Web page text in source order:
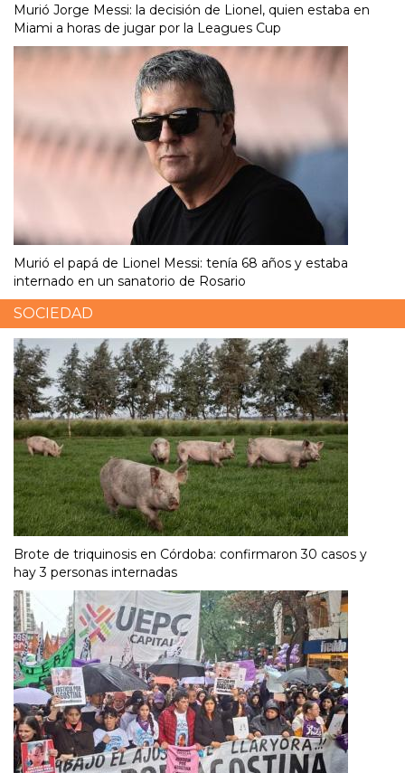
Murió Jorge Messi: la decisión de Lionel, quien estaba en
Miami a horas de jugar por la Leagues Cup
Murió el papá de Lionel Messi: tenía 68 años y estaba
internado en un sanatorio de Rosario
SOCIEDAD
Brote de triquinosis en Córdoba: confirmaron 30 casos y
hay 3 personas internadas